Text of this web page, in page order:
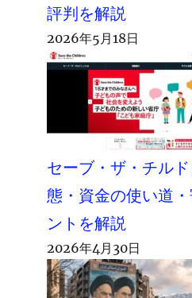
評判を解説
2026年5月18日
セーブ・ザ・チル
態・資金の使い道
ントを解説
2026年4月30日